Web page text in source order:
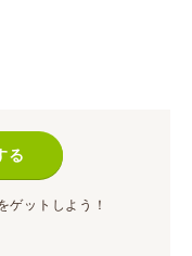
る
ゲットしよう！